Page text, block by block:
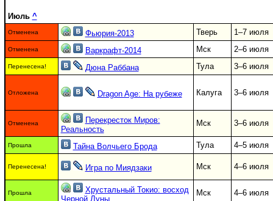
Июль ^
Отменена Фьюрия-2013 Тверь 1–7 июля
Отменена Варкрафт-2014 Мск 2–6 июля
Перенесена! Дюна Раббана Тула 3–6 июля
Отложена Dragon Age: На рубеже Калуга 3–6 июля
Отменена
Перекресток Миров:
Реальность
Мск 3–6 июля
Прошла Тайна Волчьего Брода Тула 4–5 июля
Перенесена! Игра по Миядзаки Мск 4–6 июля
Прошла
Хрустальный Токио: восход
Черной Луны
Мск 4–6 июля